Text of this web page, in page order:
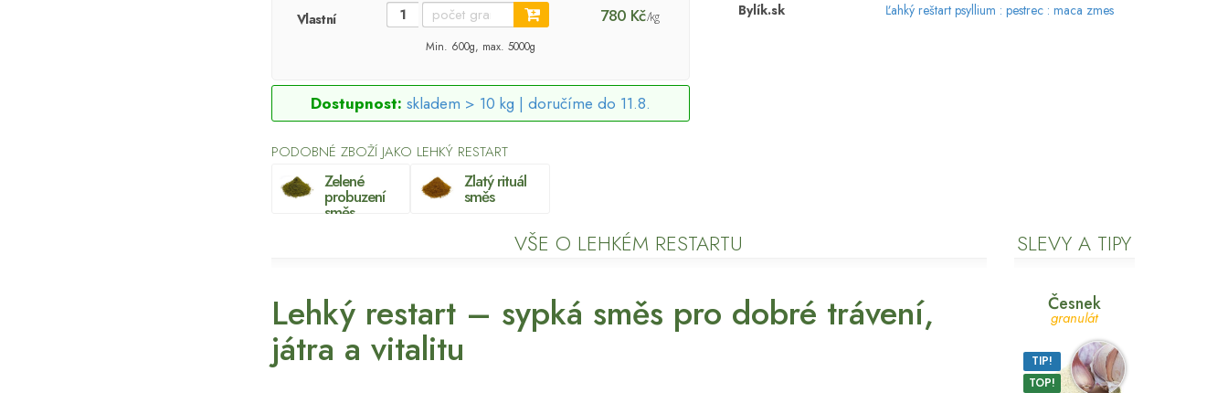
Vlastní 780 Kč/kg
Min. 600g, max. 5000g
Dostupnost: skladem > 10 kg | doručíme do 11.8.
PODOBNÉ ZBOŽÍ JAKO LEHKÝ RESTART
Zelené
probuzení
směs
Zlatý rituál
směs
Bylík.sk
Ľahký reštart psyllium : pestrec : maca zmes
VŠE O LEHKÉM RESTARTU
Lehký restart – sypká směs pro dobré trávení,
játra a vitalitu
SLEVY A TIPY
Česnek
granulát
TIP!
TOP!